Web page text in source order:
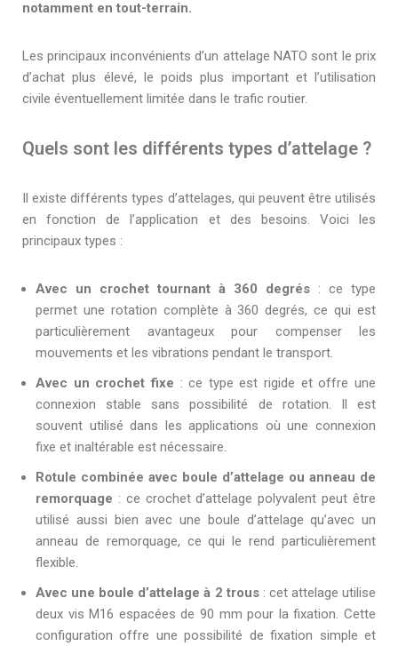
notamment en tout-terrain.
Les principaux inconvénients d’un attelage NATO sont le prix
d’achat plus élevé, le poids plus important et l’utilisation
civile éventuellement limitée dans le trafic routier.
Quels sont les différents types d’attelage ?
Il existe différents types d’attelages, qui peuvent être utilisés
en fonction de l’application et des besoins. Voici les
principaux types :
Avec un crochet tournant à 360 degrés : ce type
permet une rotation complète à 360 degrés, ce qui est
particulièrement avantageux pour compenser les
mouvements et les vibrations pendant le transport.
Avec un crochet fixe : ce type est rigide et offre une
connexion stable sans possibilité de rotation. Il est
souvent utilisé dans les applications où une connexion
fixe et inaltérable est nécessaire.
Rotule combinée avec boule d’attelage ou anneau de
remorquage : ce crochet d’attelage polyvalent peut être
utilisé aussi bien avec une boule d’attelage qu’avec un
anneau de remorquage, ce qui le rend particulièrement
flexible.
Avec une boule d’attelage à 2 trous: cet attelage utilise
deux vis M16 espacées de 90 mm pour la fixation. Cette
configuration offre une possibilité de fixation simple et